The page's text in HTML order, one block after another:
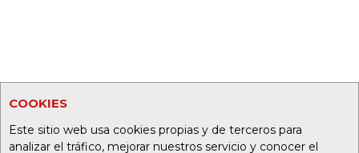
COOKIES
Este sitio web usa cookies propias y de terceros para
analizar el tráfico, mejorar nuestros servicio y conocer el